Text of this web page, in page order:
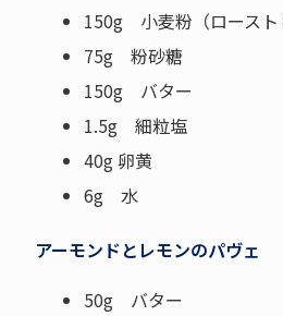
150g 小麦粉（ロースト
75g 粉砂糖
150g バター
1.5g 細粒塩
40g 卵黄
6g 水
アーモンドとレモンのパヴェ
50g バター